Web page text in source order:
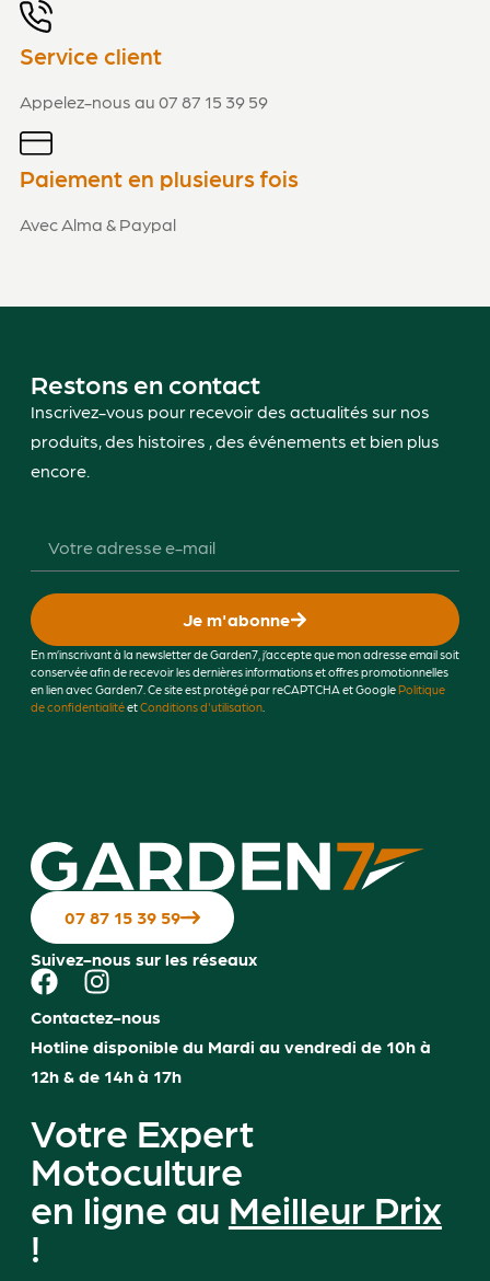
Service client
Appelez-nous au 07 87 15 39 59
Paiement en plusieurs fois
Avec Alma & Paypal
Restons en contact
Inscrivez-vous pour recevoir des actualités sur nos
produits, des histoires , des événements et bien plus
encore.
Je m'abonne
En m’inscrivant à la newsletter de Garden7, j’accepte que mon adresse email soit
conservée afin de recevoir les dernières informations et offres promotionnelles
en lien avec Garden7. Ce site est protégé par reCAPTCHA et GooglePolitique
de confidentialitéetConditions d'utilisation.
07 87 15 39 59
Suivez-nous sur les réseaux
Contactez-nous
Hotline disponible du Mardi au vendredi de 10h à
12h & de 14h à 17h
Votre Expert
Motoculture
en ligne au Meilleur Prix
!